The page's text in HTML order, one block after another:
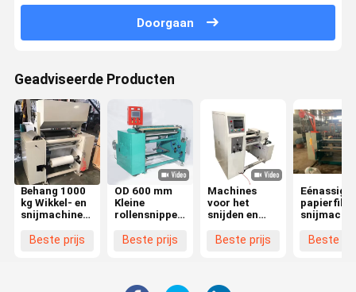
Doorgaan
Geadviseerde Producten
Behang 1000
kg Wikkel- en
snijmachine
Roll Thermal
Beste prijs
OD 600 mm
Kleine
rollensnipper
Rewinding
mm
Beste prijs
Machines
voor het
snijden en
met hoge
Beste prijs
Eénassige
rewinder
Beste